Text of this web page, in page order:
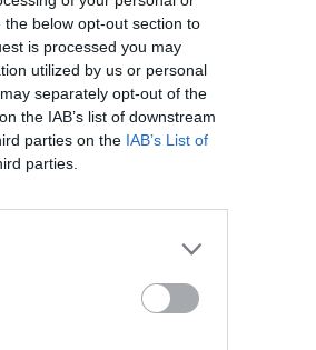
below opt-out section to
is processed you may
utilized by us or personal
separately opt-out of the
the IAB’s list of downstream
parties on the IAB’s List of
parties.